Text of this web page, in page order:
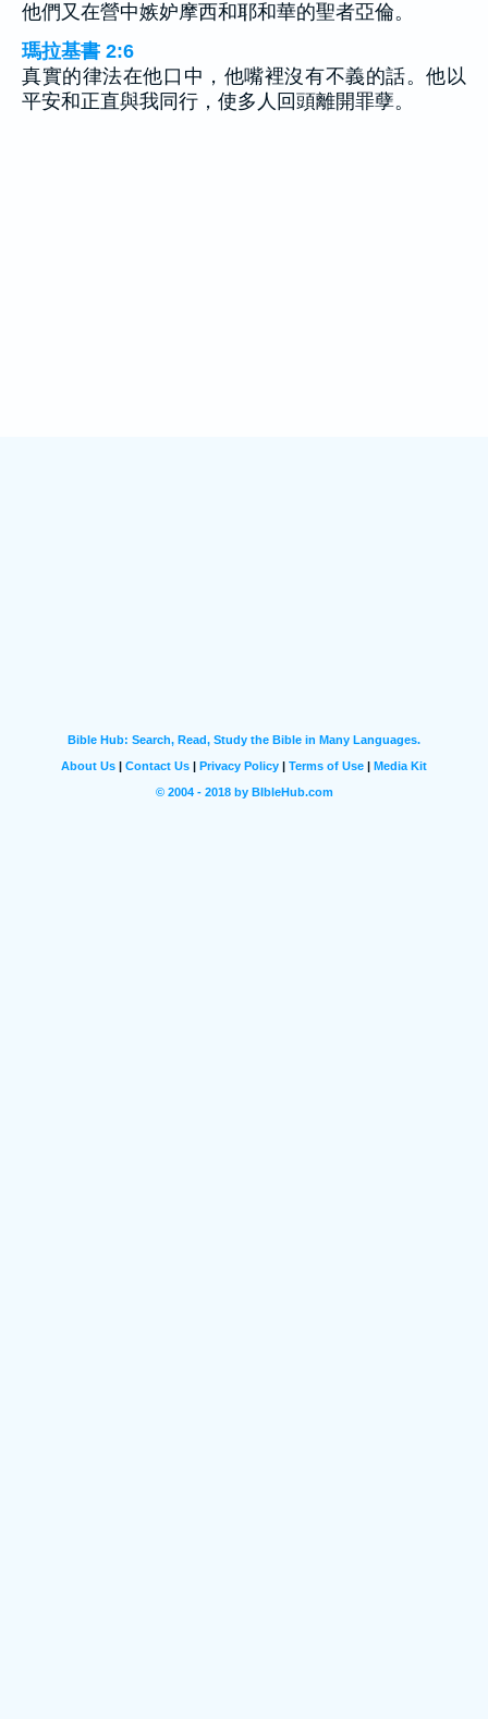
他們又在營中嫉妒摩西和耶和華的聖者亞倫。
瑪拉基書 2:6
真實的律法在他口中，他嘴裡沒有不義的話。他以
平安和正直與我同行，使多人回頭離開罪孽。